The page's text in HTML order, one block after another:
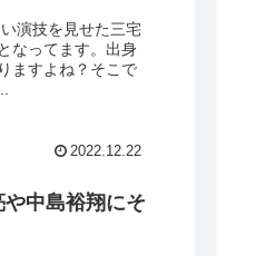
演技を見せた三宅
なってます。出身
ますよね？そこで
2022.12.22
中島裕翔にそ